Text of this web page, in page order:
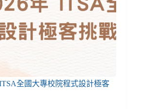
全國大專校院程式設計極客